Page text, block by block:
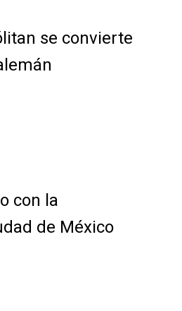
se convierte
con la
de México